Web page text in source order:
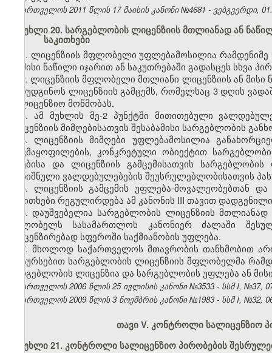
საქართველოს 2011 წლის 17 მაისის კანონი №4681 - ვებგვერდი,
მუხლი 20. სარგებლობის ლიცენზიის მთლიანად ან
საკითხები
1. ლიცენზიის მფლობელი უფლებამოსილია
ან მისი ნაწილი იჯარით ან საკუთრებაში გადასცეს სხვა
2. ლიცენზიის მფლობელი მთლიანი ლიცენზიის ან მისი
წარუდგინოს ლიცენზიის გამცემს, რომელსაც 3 დღის
სალიცენზიო მოწმობას.
3. ამ მუხლის მე-2 პუნქტში მითითებული
ლიცენზიის მიმღებისათვის შესაბამისი სარგებლობის
4. ლიცენზიის მიმღები უფლებამოსილია
დაკმაყოფილების, კონკრეტული ობიექტით
აღებისა და ლიცენზიის გამცემისათვის
აღნიშნული ვალდებულებების შეუსრულებლობისათვის
5. ლიცენზიის გამცემის უფლება-მოვალეობებთან
საკითხები რეგულირდება ამ კანონის III თავით
6. დაუშვებელია სარგებლობის ლიცენზიის
მფლობელს სასამართლოს კანონიერ ძალაში
ლიცენზირებად სფეროში საქმიანობის უფლება.
7. მხოლოდ საქართველოს მთავრობის თანხმობით
რესურსებით სარგებლობის ლიცენზიის მფლობელმა
სარგებლობის ლიცენზია და სარგებლობის უფლება ან
საქართველოს 2006 წლის 25 ივლისის კანონი №3533 - სსმ I, №37,
საქართველოს 2009 წლის 3 ნოემბრის კანონი №1983 - სსმ I, №32,
თავი V. კონტროლი სალიცენზიო
მუხლი 21. კონტროლი სალიცენზიო პირობების